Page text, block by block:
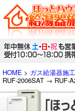
HOME > ガス給湯器施
RUF-2006SAT → RUF-